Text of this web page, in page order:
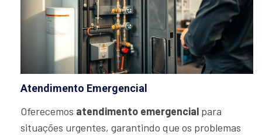
Atendimento Emergencial
Oferecemos atendimento emergencial para
situações urgentes, garantindo que os problemas